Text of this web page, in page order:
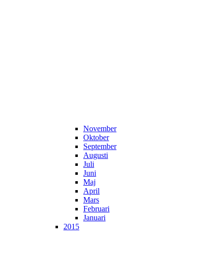
November
Oktober
September
Augusti
Juli
Juni
Maj
April
Mars
Februari
Januari
2015